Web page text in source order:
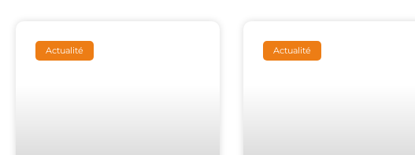
Actualité Actualité